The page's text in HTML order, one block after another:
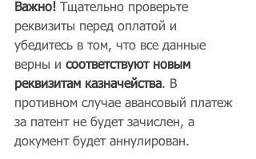
Важно! Тщательно проверьте
реквизиты перед оплатой и
убедитесь в том, что все данные
верны и соответствуют новым
реквизитам казначейства. В
противном случае авансовый платеж
за патент не будет зачислен, а
документ будет аннулирован.